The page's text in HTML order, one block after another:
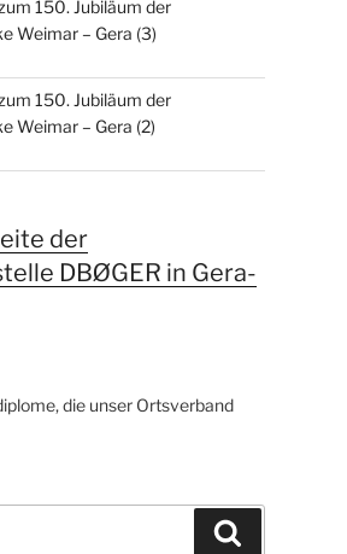
150. Jubiläum der
Weimar – Gera (3)
150. Jubiläum der
Weimar – Gera (2)
der
DBØGER in Gera-
die unser Ortsverband